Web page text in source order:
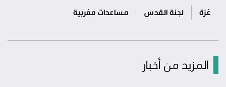
غزة
لجنة القدس مساعدات مغربية
المزيد من أخبار